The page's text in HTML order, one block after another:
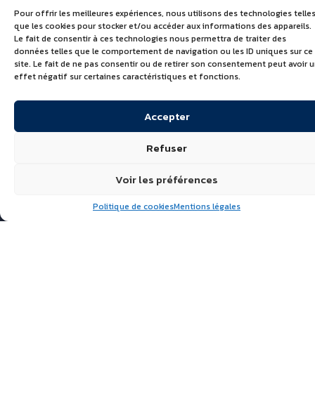
Pour offrir les meilleures expériences, nous utilisons des technologies telles
que les cookies pour stocker et/ou accéder aux informations des appareils.
Le fait de consentir à ces technologies nous permettra de traiter des
données telles que le comportement de navigation ou les ID uniques sur ce
site. Le fait de ne pas consentir ou de retirer son consentement peut avoir
effet négatif sur certaines caractéristiques et fonctions.
Accepter
Refuser
Voir les préférences
Politique de cookiesMentions légales